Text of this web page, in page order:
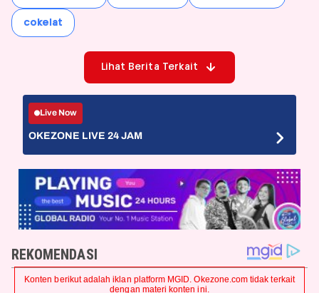
cokelat
Lihat Berita Terkait
Live Now
OKEZONE LIVE 24 JAM